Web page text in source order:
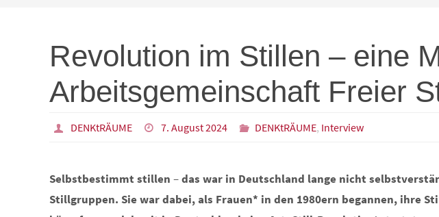
Revolution im Stillen – eine
Arbeitsgemeinschaft Freier
DENKtRÄUME 7. August 2024 DENKtRÄUME, Interview
Selbstbestimmt stillen –das war in Deutschland lange nicht
Stillgruppen. Sie war dabei, als Frauen* in den 1980ern begannen, ihre